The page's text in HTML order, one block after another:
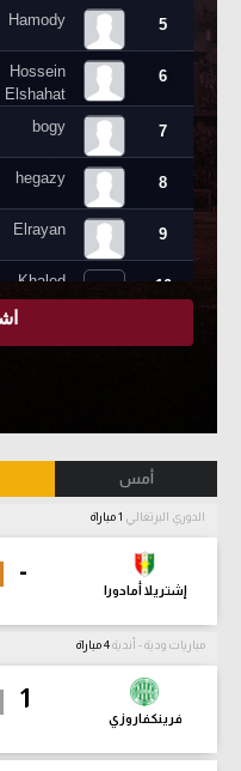
أمس
الدوري البرتغالي
-
إشتريلا أمادورا
مباريات ودية - أندية
1
فرينكفاروزي